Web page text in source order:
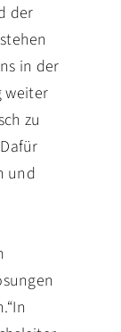
der
in der
weiter
zu
und